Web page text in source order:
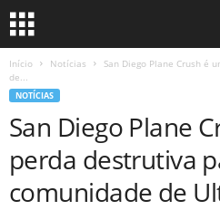
Início Notícias
San Diego Plane Crush é
de...
NOTÍCIAS
San Diego Plane
perda destrutiva
comunidade de